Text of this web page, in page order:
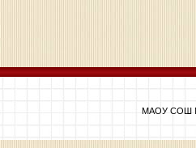
МАОУ СОШ